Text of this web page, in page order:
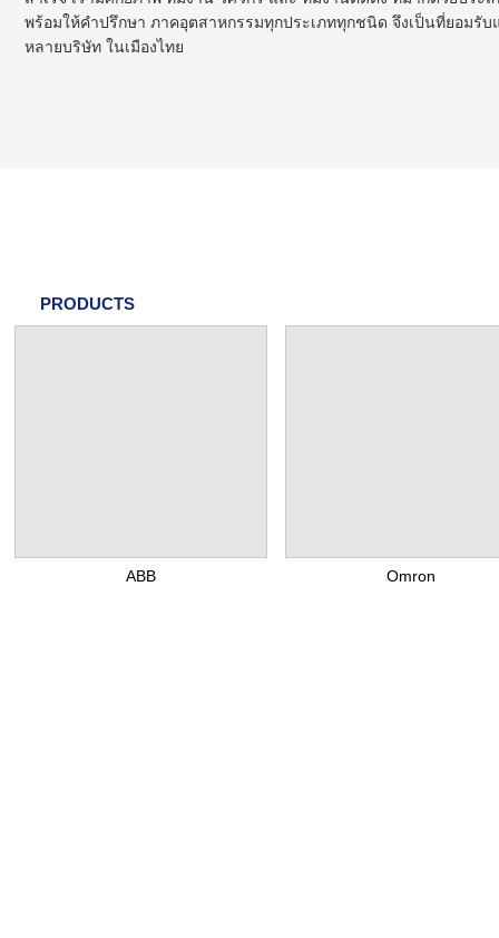
พร้อมให้คำปรึกษา ภาคอุตสาหกรรมทุกประเภททุกชนิด จึงเป็นที่ยอมรับ
หลายบริษัท ในเมืองไทย
PRODUCTS
ABB Omron